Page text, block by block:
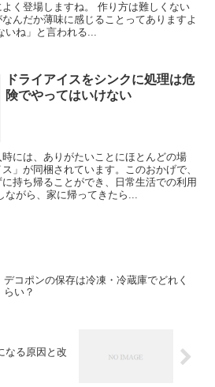
く登場しますね。 作り方は難しくない
んだか薄味に感じることってありますよ
ね」と言われる...
ドライアイスをシンクに処理は危
険でやってはいけない
には、ありがたいことにほとんどの場
」が同梱されています。このおかげで、
持ち帰ることができ、日常生活での利用
ながら、家に帰ってきたら...
デコポンの保存は冷凍・冷蔵庫でどれく
らい？
なる原因と改